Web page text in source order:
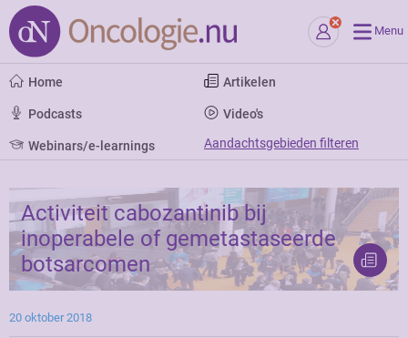
Menu
Home Artikelen
Podcasts Video's
Webinars/e-learnings Aandachtsgebieden filteren
Activiteit cabozantinib bij
inoperabele of gemetastaseerde
botsarcomen
20 oktober 2018